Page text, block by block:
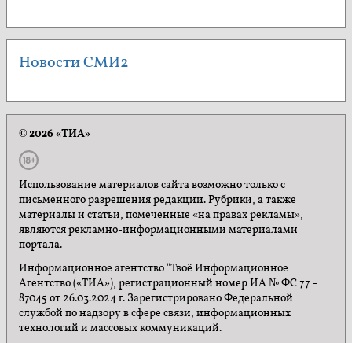
Новости СМИ2
© 2026 «ТИА»
Использование материалов сайта возможно только с
письменного разрешения редакции. Рубрики, а также
материалы и статьи, помеченные «на правах рекламы»,
являются рекламно-информационными материалами
портала.
Информационное агентство "Твоё Информационное
Агентство («ТИА»), регистрационный номер ИА № ФС 77 -
87045 от 26.03.2024 г. Зарегистрировано Федеральной
службой по надзору в сфере связи, информационных
технологий и массовых коммуникаций.